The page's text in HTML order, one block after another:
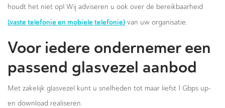
houdt het niet op! Wij adviseren u ook over de bereikbaarheid
(vaste telefonie en mobiele telefonie) van uw organisatie.
Voor iedere ondernemer een
passend glasvezel aanbod
Met zakelijk glasvezel kunt u snelheden tot maar liefst 1 Gbps up-
en download realiseren.